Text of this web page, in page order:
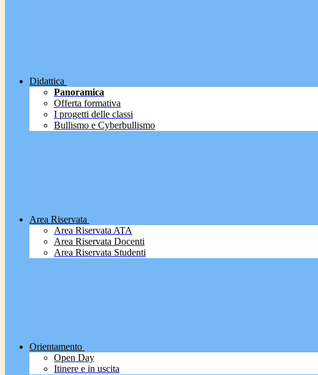
Didattica
Panoramica
Offerta formativa
I progetti delle classi
Bullismo e Cyberbullismo
Area Riservata
Area Riservata ATA
Area Riservata Docenti
Area Riservata Studenti
Orientamento
Open Day
Itinere e in uscita